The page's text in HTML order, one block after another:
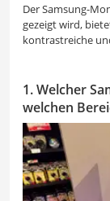
Der Samsung-
gezeigt wird,
kontrastreiche
1. Welcher
welchen